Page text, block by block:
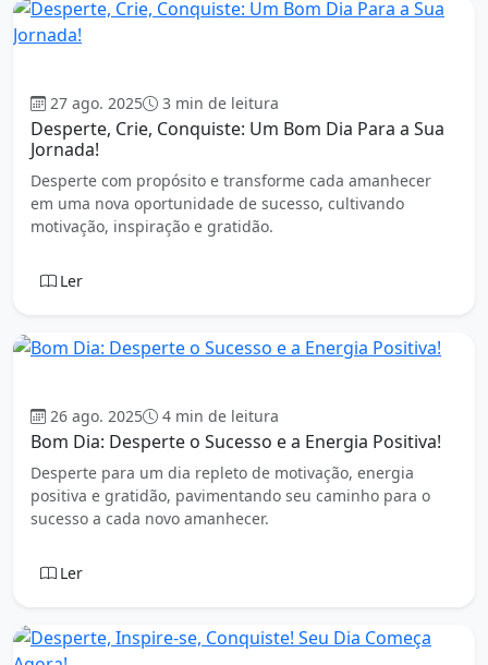
27 ago. 2025 3 min de leitura
Desperte, Crie, Conquiste: Um Bom Dia Para a Sua
Jornada!
Desperte com propósito e transforme cada amanhecer
em uma nova oportunidade de sucesso, cultivando
motivação, inspiração e gratidão.
Ler
26 ago. 2025 4 min de leitura
Bom Dia: Desperte o Sucesso e a Energia Positiva!
Desperte para um dia repleto de motivação, energia
positiva e gratidão, pavimentando seu caminho para o
sucesso a cada novo amanhecer.
Ler